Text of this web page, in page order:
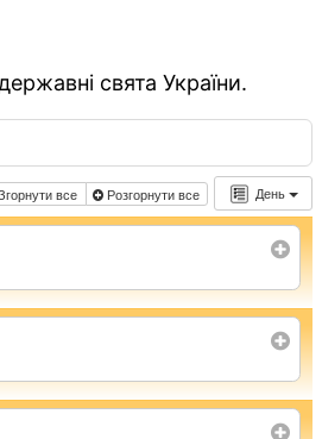
свята України.
День
все Розгорнути все